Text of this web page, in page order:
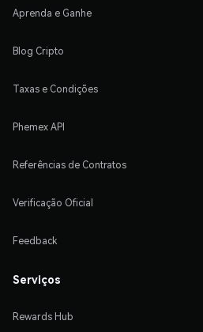
Aprenda e Ganhe
Blog Cripto
Taxas e Condições
Phemex API
Referências de Contratos
Verificação Oficial
Feedback
Serviços
Rewards Hub